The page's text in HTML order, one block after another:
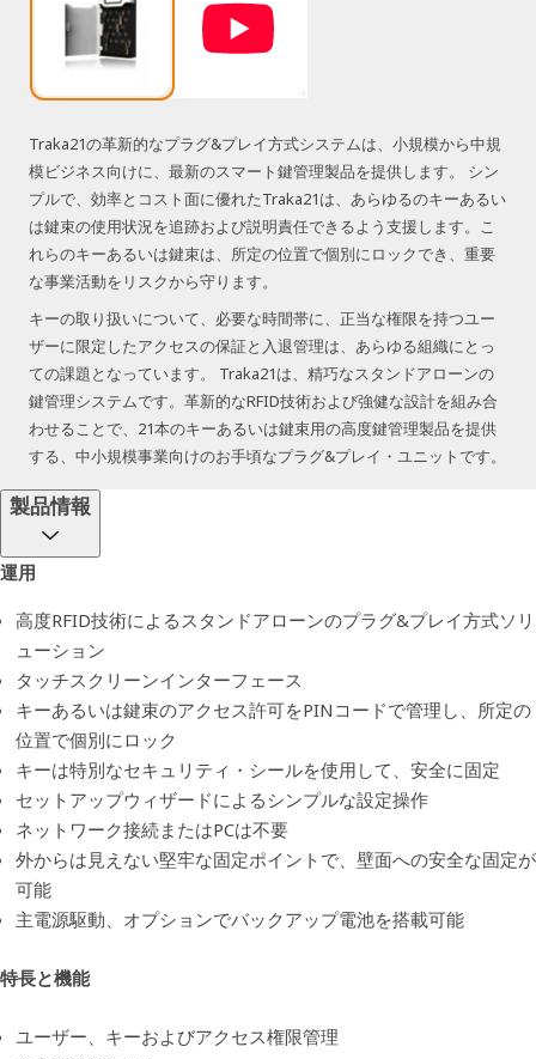
Traka21の革新的なプラグ&プレイ方式システムは、小規模から中規
模ビジネス向けに、最新のスマート鍵管理製品を提供します。 シン
プルで、効率とコスト面に優れたTraka21は、あらゆるのキーあるい
は鍵束の使用状況を追跡および説明責任できるよう支援します。こ
れらのキーあるいは鍵束は、所定の位置で個別にロックでき、重要
な事業活動をリスクから守ります。
キーの取り扱いについて、必要な時間帯に、正当な権限を持つユー
ザーに限定したアクセスの保証と入退管理は、あらゆる組織にとっ
ての課題となっています。 Traka21は、精巧なスタンドアローンの
鍵管理システムです。革新的なRFID技術および強健な設計を組み合
わせることで、21本のキーあるいは鍵束用の高度鍵管理製品を提供
する、中小規模事業向けのお手頃なプラグ&プレイ・ユニットです。
製品情報
運用
高度RFID技術によるスタンドアローンのプラグ&プレイ方式ソリ
ューション
タッチスクリーンインターフェース
キーあるいは鍵束のアクセス許可をPINコードで管理し、所定の
位置で個別にロック
キーは特別なセキュリティ・シールを使用して、安全に固定
セットアップウィザードによるシンプルな設定操作
ネットワーク接続またはPCは不要
外からは見えない堅牢な固定ポイントで、壁面への安全な固定が
可能
主電源駆動、オプションでバックアップ電池を搭載可能
特長と機能
ユーザー、キーおよびアクセス権限管理